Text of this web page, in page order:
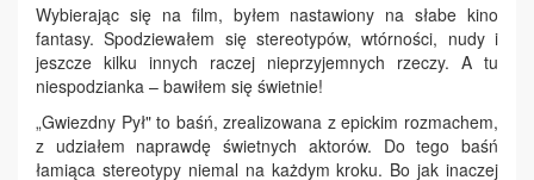
Wybierając się na film, byłem nastawiony na słabe kino
fantasy. Spodziewałem się stereotypów, wtórności, nudy i
jeszcze kilku innych raczej nieprzyjemnych rzeczy. A tu
niespodzianka – bawiłem się świetnie!
„Gwiezdny Pył" to baśń, zrealizowana z epickim rozmachem,
z udziałem naprawdę świetnych aktorów. Do tego baśń
łamiąca stereotypy niemal na każdym kroku. Bo jak inaczej